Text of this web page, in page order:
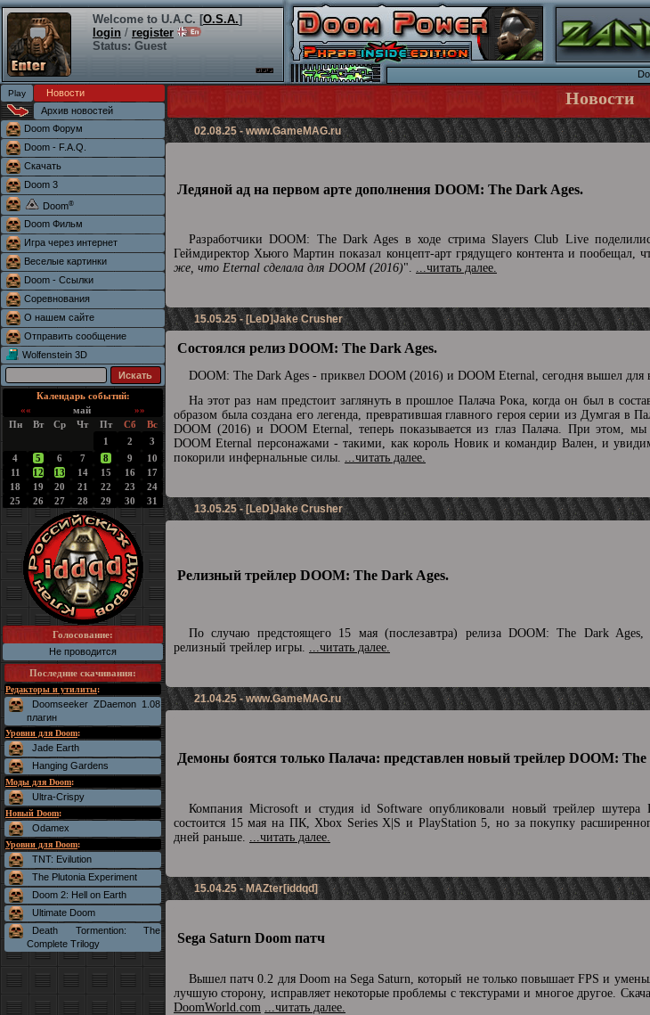
Welcome to U.A.C. [O.S.A.]
login / register
Status: Guest
Новости
Архив новостей
Doom Форум
Doom - F.A.Q.
Скачать
Doom 3
Doom®
Doom Фильм
Игра через интернет
Веселые картинки
Doom - Ссылки
Соревнования
О нашем сайте
Отправить сообщение
Wolfenstein 3D
Календарь событий:
««
май
»»
Пн
Вт Ср Чт Пт Сб
Вс
1
2
3
4
5 6 7 8 9
10
11
12 13 14 15 16
17
18
19 20 21 22 23
24
25
26 27 28 29 30 31
Голосование:
Не проводится
Последние скачивания:
Редакторы и утилиты:
Doomseeker ZDaemon 1.08
плагин
Уровни для Doom:
Jade Earth
Hanging Gardens
Моды для Doom:
Ultra-Crispy
Новый Doom:
Odamex
Уровни для Doom:
TNT: Evilution
The Plutonia Experiment
Doom 2: Hell on Earth
Ultimate Doom
Death Tormention: The
Complete Trilogy
Новости
02.08.25 -www.GameMAG.ru
Ледяной ад на первом арте дополнения DOOM: The Dark Ages.
Разработчики DOOM: The Dark Ages в ходе стрима Slayers Club Live
Геймдиректор Хьюго Мартин показал концепт-арт грядущего контента и пообещал,
же, что Eternal сделала для DOOM (2016)". ...читать далее.
15.05.25 - [LeD]Jake Crusher
Состоялся релиз DOOM: The Dark Ages.
DOOM: The Dark Ages - приквел DOOM (2016) и DOOM Eternal, сегодня вышел
На этот раз нам предстоит заглянуть в прошлое Палача Рока, когда он был в
образом была создана его легенда, превратившая главного героя серии из Думгая в
DOOM (2016) и DOOM Eternal, теперь показывается из глаз Палача. При этом,
DOOM Eternal персонажами - такими, как король Новик и командир Вален, и
покорили инфернальные силы. ...читать далее.
13.05.25 - [LeD]Jake Crusher
Релизный трейлер DOOM: The Dark Ages.
По случаю предстоящего 15 мая (послезавтра) релиза DOOM: The Dark
релизный трейлер игры. ...читать далее.
21.04.25 -www.GameMAG.ru
Демоны боятся только Палача: представлен новый трейлер DOOM: The
Компания Microsoft и студия id Software опубликовали новый трейлер
состоится 15 мая на ПК, Xbox Series X|S и PlayStation 5, но за покупку
дней раньше. ...читать далее.
15.04.25 - MAZter[iddqd]
Sega Saturn Doom патч
Вышел патч 0.2 для Doom на Sega Saturn, который не только повышает FPS и
лучшую сторону, исправляет некоторые проблемы с текстурами и многое другое.
DoomWorld.com ...читать далее.